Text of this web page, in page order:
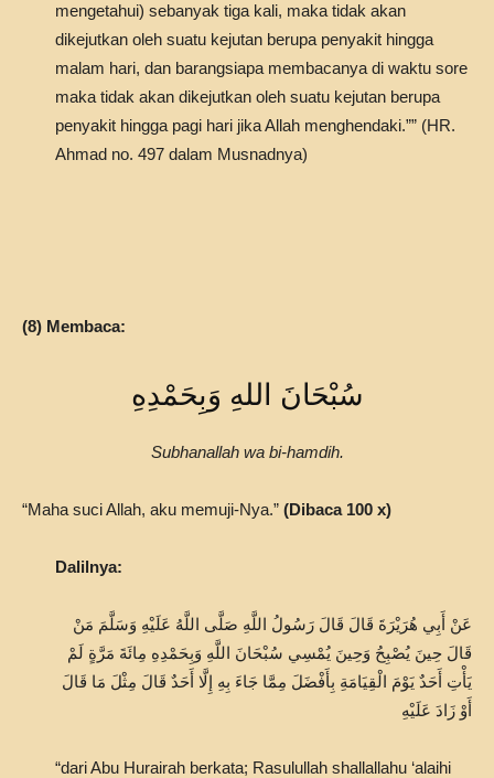
mengetahui) sebanyak tiga kali, maka tidak akan
dikejutkan oleh suatu kejutan berupa penyakit hingga
malam hari, dan barangsiapa membacanya di waktu sore
maka tidak akan dikejutkan oleh suatu kejutan berupa
penyakit hingga pagi hari jika Allah menghendaki.”” (HR.
Ahmad no. 497 dalam Musnadnya)
(8) Membaca:
سُبْحَانَ اللهِ وَبِحَمْدِهِ
Subhanallah wa bi-hamdih.
“Maha suci Allah, aku memuji-Nya.” (Dibaca 100 x)
Dalilnya:
عَنْ أَبِي هُرَيْرَةَ قَالَ قَالَ رَسُولُ اللَّهِ صَلَّى اللَّهُ عَلَيْهِ وَسَلَّمَ مَنْ
قَالَ حِينَ يُصْبِحُ وَحِينَ يُمْسِي سُبْحَانَ اللَّهِ وَبِحَمْدِهِ مِائَةَ مَرَّةٍ لَمْ
يَأْتِ أَحَدٌ يَوْمَ الْقِيَامَةِ بِأَفْضَلَ مِمَّا جَاءَ بِهِ إِلَّا أَحَدٌ قَالَ مِثْلَ مَا قَالَ
أَوْ زَادَ عَلَيْهِ
“dari Abu Hurairah berkata; Rasulullah shallallahu ‘alaihi